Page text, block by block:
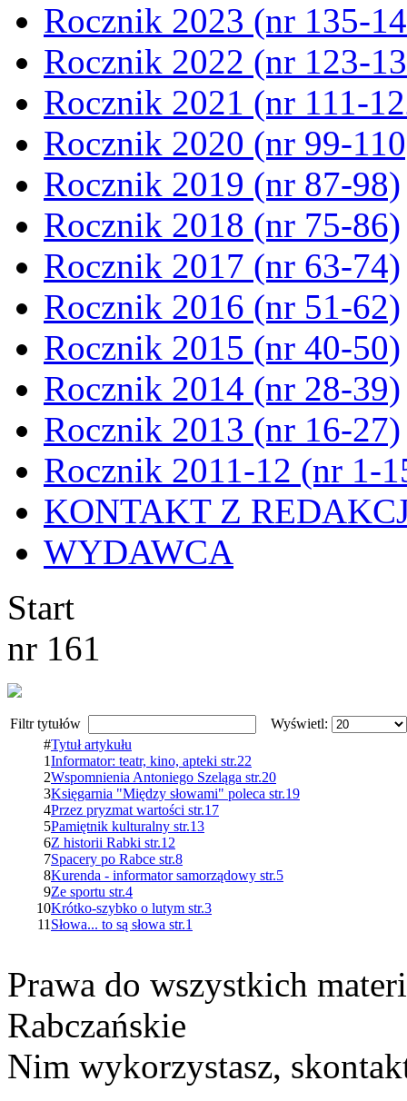
Rocznik 2023 (nr 135-
Rocznik 2022 (nr 123-
Rocznik 2021 (nr 111-
Rocznik 2020 (nr 99-
Rocznik 2019 (nr 87-98)
Rocznik 2018 (nr 75-86)
Rocznik 2017 (nr 63-74)
Rocznik 2016 (nr 51-62)
Rocznik 2015 (nr 40-50)
Rocznik 2014 (nr 28-39)
Rocznik 2013 (nr 16-27)
Rocznik 2011-12 (nr 1-
KONTAKT Z
WYDAWCA
Start
nr 161
Filtr tytułów
Wyświetl:
#Tytuł artykułu
1Informator: teatr, kino, apteki str.22
2Wspomnienia Antoniego Szeląga str.20
3Księgarnia "Między słowami" poleca str.19
4Przez pryzmat wartości str.17
5Pamiętnik kulturalny str.13
6Z historii Rabki str.12
7Spacery po Rabce str.8
8Kurenda - informator samorządowy str.5
9Ze sportu str.4
10Krótko-szybko o lutym str.3
11 Słowa... to są słowa str.1
Prawa do wszystkich
Rabczańskie
Nim wykorzystasz,